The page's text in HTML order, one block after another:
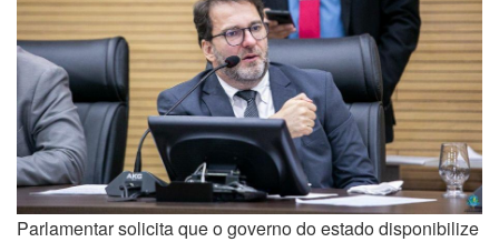
Parlamentar solicita que o governo do estado disponibilize